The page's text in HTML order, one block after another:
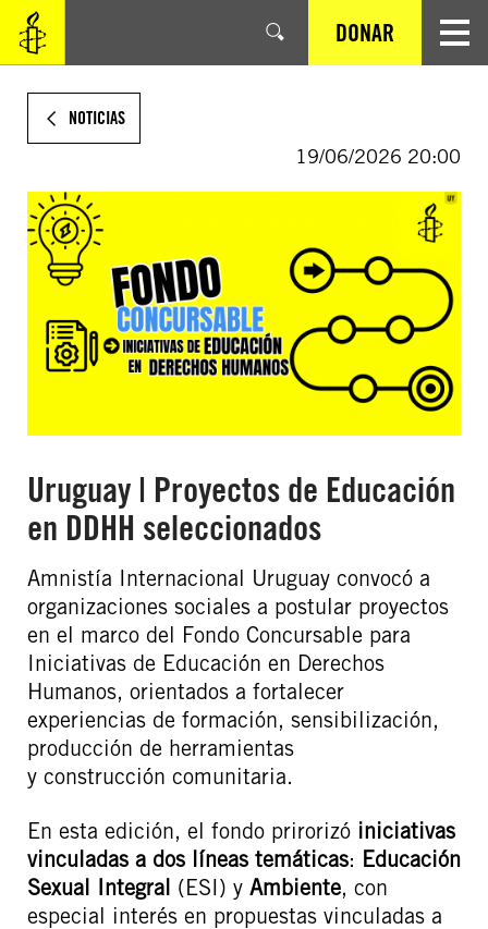
SALTAR
CONTENIDO
PRINCIPAL
DONAR
NOTICIAS
19/06/2026 20:00
Uruguay | Proyectos de Educación
en DDHH seleccionados
Amnistía Internacional Uruguay convocó a
organizaciones sociales a postular proyectos
en el marco del Fondo Concursable para
Iniciativas de Educación en Derechos
Humanos, orientados a fortalecer
experiencias de formación, sensibilización,
producción de herramientas
y construcción comunitaria.
En esta edición, el fondo prirorizó iniciativas
vinculadas a dos líneas temáticas: Educación
Sexual Integral (ESI) y Ambiente, con
especial interés en propuestas vinculadas a